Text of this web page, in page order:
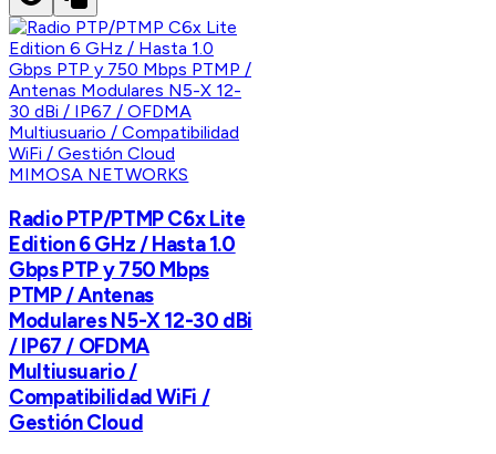
MIMOSA NETWORKS
Radio PTP/PTMP C6x Lite
Edition 6 GHz / Hasta 1.0
Gbps PTP y 750 Mbps
PTMP / Antenas
Modulares N5-X 12-30 dBi
/ IP67 / OFDMA
Multiusuario /
Compatibilidad WiFi /
Gestión Cloud